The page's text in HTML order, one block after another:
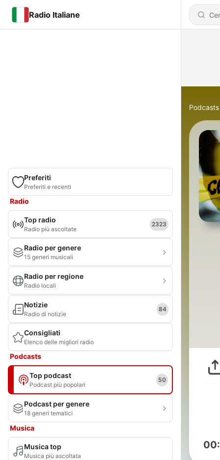
Radio Italiane
Preferiti
Preferiti e recenti
Radio
Top radio
Radio più ascoltate
2323
Radio per genere
15 generi musicali
Radio per regione
Radio locali
Notizie
Radio di notizie
84
Consigliati
Elenco delle migliori radio
Podcasts
Top podcast
Podcast più popolari
50
Podcast per genere
18 generi tematici
Musica
Musica top
Musica più ascoltata
Podcasts